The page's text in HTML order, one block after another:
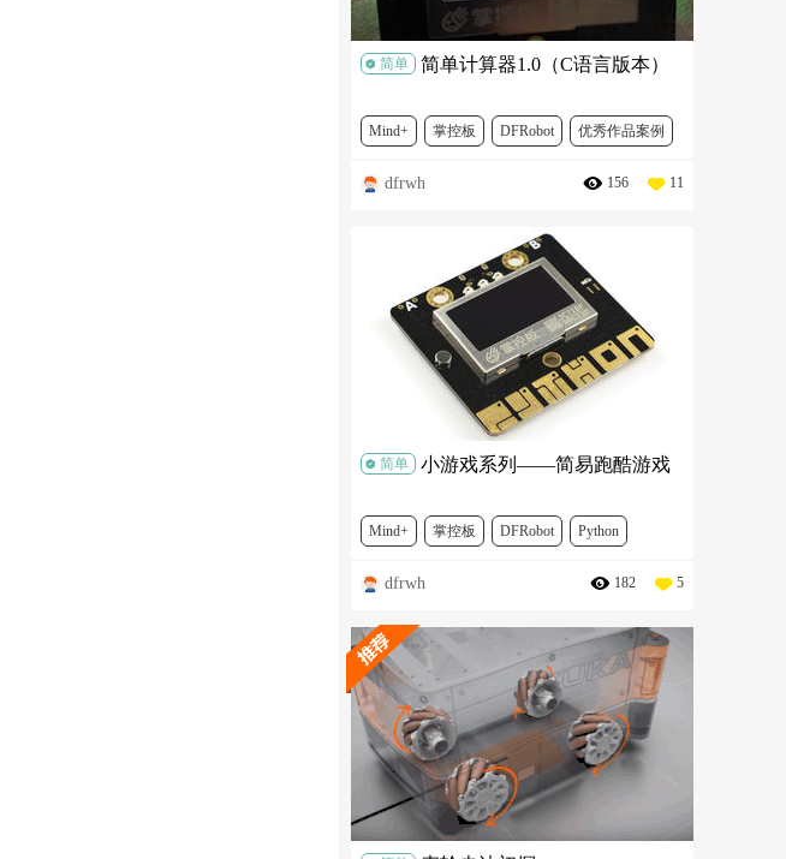
简单 简单计算器1.0（C语言版本）
Mind+ 掌控板 DFRobot 优秀作品案例
其他主题
dfrwh 156 11
简单 小游戏系列——简易跑酷游戏
Mind+ 掌控板 DFRobot Python
游戏dfrwh 182 5